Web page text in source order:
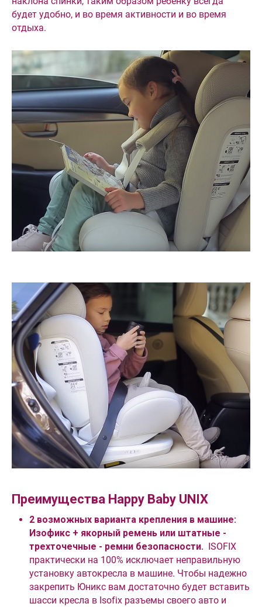
будет удобно, и во время активности и во время
отдыха.
Преимущества Happy Baby UNIX
2 возможных варианта крепления в машине:
Изофикс + якорный ремень или штатные -
трехточечные - ремни безопасности. ISOFIX
практически на 100% исключает неправильную
установку автокресла в машине. Чтобы надежно
закрепить Юникс вам достаточно будет вставить
шасси кресла в Isofix разъемы своего авто и